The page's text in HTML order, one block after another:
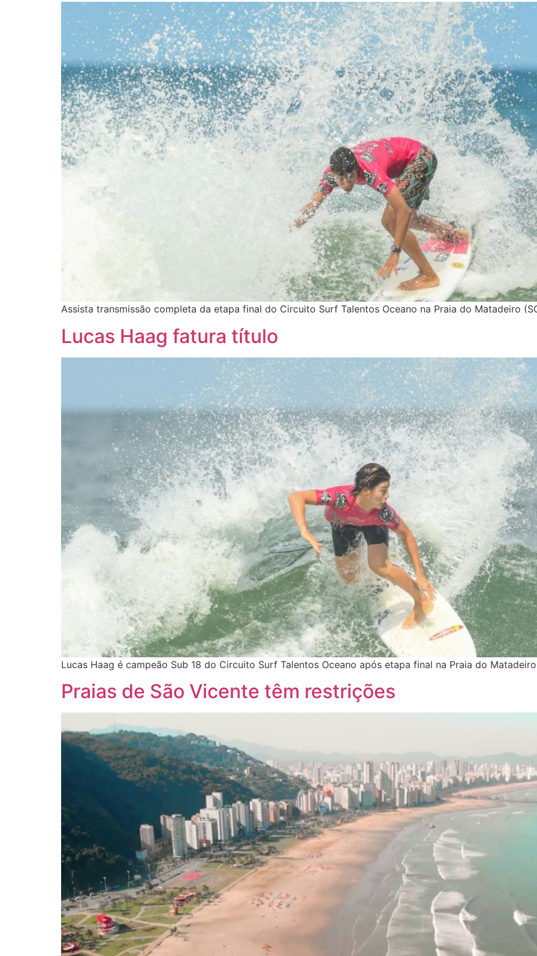
Assista transmissão completa da etapa final do Circuito Surf Talentos Oceano na Praia do Matadeiro
Lucas Haag fatura título
Lucas Haag é campeão Sub 18 do Circuito Surf Talentos Oceano após etapa final na Praia do
Praias de São Vicente têm restrições